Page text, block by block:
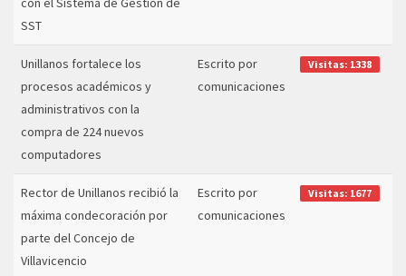
SST
Unillanos fortalece los
procesos académicos y
administrativos con la
compra de 224 nuevos
computadores
Escrito por
comunicaciones
Visitas: 1338
Rector de Unillanos recibió la
máxima condecoración por
parte del Concejo de
Villavicencio
Escrito por
comunicaciones
Visitas: 1677